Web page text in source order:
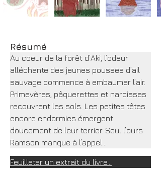
Résumé
Au coeur de la forêt d’Aki, l’odeur
alléchante des jeunes pousses d’ail
sauvage commence à embaumer l’air.
Primevères, pâquerettes et narcisses
recouvrent les sols. Les petites têtes
encore endormies émergent
doucement de leur terrier. Seul l’ours
Ramson manque à l’appel…
Feuilleter un extrait du livre…